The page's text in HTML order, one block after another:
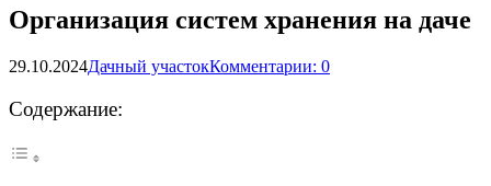
Организация систем хранения на даче
29.10.2024Дачный участокКомментарии: 0
Содержание: